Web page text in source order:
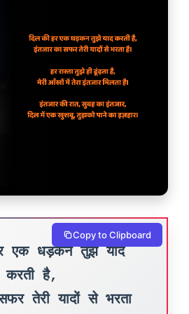
एक धड़कन तुझे याद
करती है,
तेरी यादों से भरता
Copy to Clipboard